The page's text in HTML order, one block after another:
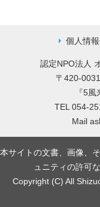
個人情
認定NPO法人
〒420-
『5
TEL 054-
Mail
本サイトの文書、画像、
ュニティの許可
Copyright (C) All